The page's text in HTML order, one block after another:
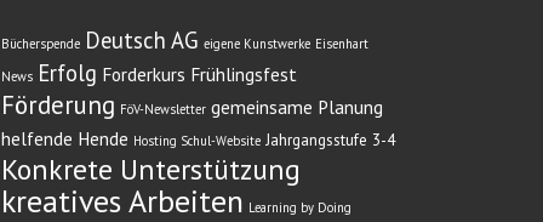
Bücherspende Deutsch AG eigene Kunstwerke Eisenhart
News Erfolg Forderkurs Frühlingsfest
Förderung FöV-Newsletter gemeinsame Planung
helfende Hende Hosting Schul-Website Jahrgangsstufe 3-4
Konkrete Unterstützung
kreatives Arbeiten Learning by Doing